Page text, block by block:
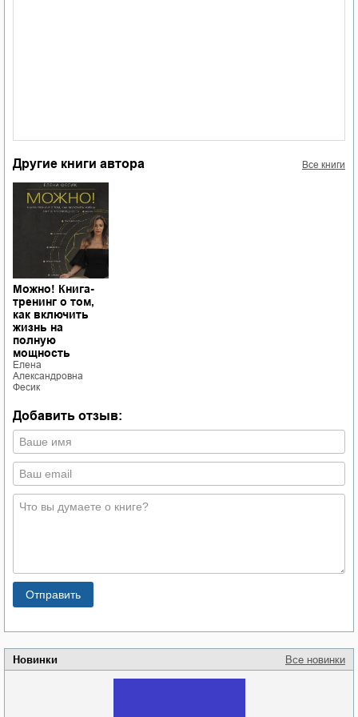
Новинки Все новинки
Другие книги автора Все книги
Можно! Книга-
тренинг о том,
как включить
жизнь на
полную
мощность
Елена
Александровна
Фесик
Добавить отзыв: